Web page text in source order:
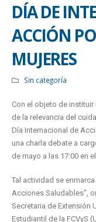
DÍA DE
ACCIÓN
MUJERES
Sin categoría
Con el objeto de
de la relevancia del
Día Internacional de
una charla debate a
de mayo a las 17:00 en
Tal actividad se
Acciones Saludables",
Secretaria de Extensión
Estudiantil de la FCVyS